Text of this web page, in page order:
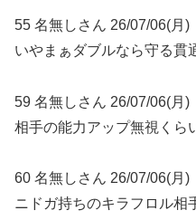
55 名無しさん 26/07/06(月)
いやまぁダブルなら守る貫
59 名無しさん 26/07/06(月)
相手の能力アップ無視くら
60 名無しさん 26/07/06(月)
ニドガ持ちのキラフロル相